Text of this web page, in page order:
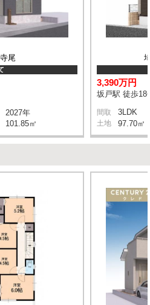
尾
2027年
101.85㎡
3,390万円
坂戸駅 徒歩18
間取 3LDK
土地 97.70㎡